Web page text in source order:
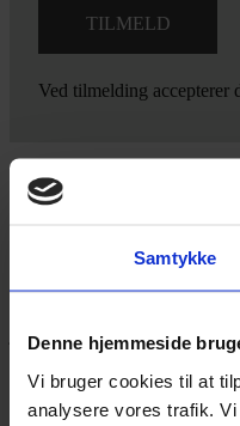
Samtykke
Denne hjemmeside
Vi bruger cookies til at
analysere vores trafik.
Ved tilmelding accepterer
Yarn Every Wear
Hvis du bøvler med noget
jeg dig på vej.
Vestergade 12 6270,
60 51 96 50
post@yarneverywear.dk